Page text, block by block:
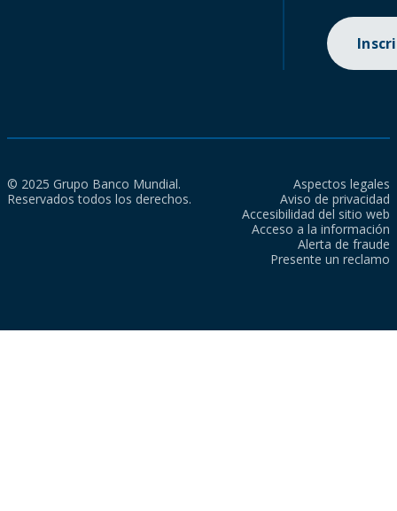
© 2025 Grupo Banco Mundial.
Reservados todos los derechos.
Aspectos legales
Aviso de privacidad
Accesibilidad del sitio web
Acceso a la información
Alerta de fraude
Presente un reclamo